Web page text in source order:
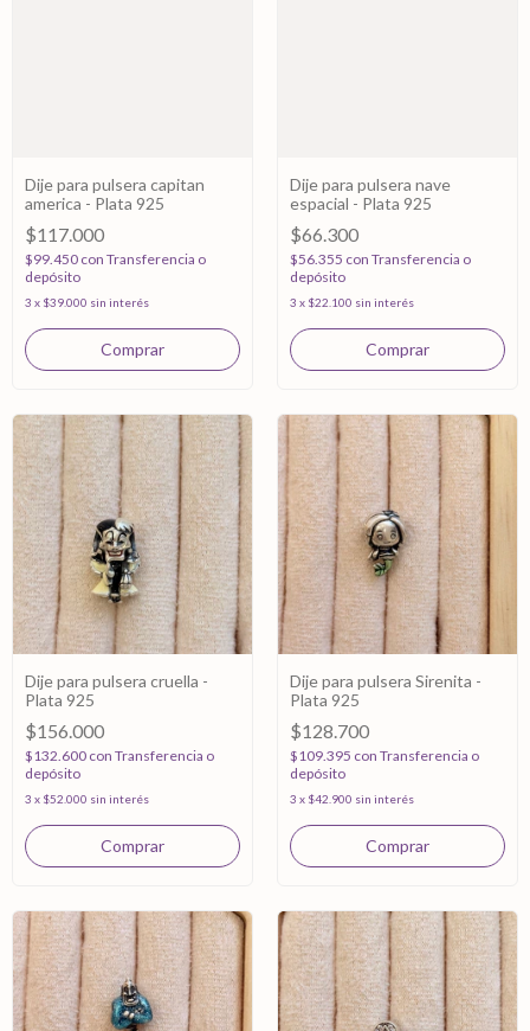
Dije para pulsera capitan
america - Plata 925
$117.000
$99.450 con Transferencia o
depósito
3 x $39.000 sin interés
Dije para pulsera nave
espacial - Plata 925
$66.300
$56.355 con Transferencia o
depósito
3 x $22.100 sin interés
Dije para pulsera cruella -
Plata 925
$156.000
$132.600 con Transferencia o
depósito
3 x $52.000 sin interés
Dije para pulsera Sirenita -
Plata 925
$128.700
$109.395 con Transferencia o
depósito
3 x $42.900 sin interés